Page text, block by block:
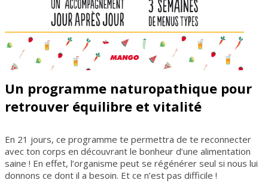
Un programme naturopathique pour
retrouver équilibre et vitalité
En 21 jours, ce programme te permettra de te reconnecter
avec ton corps en découvrant le bonheur d’une alimentation
saine ! En effet, l’organisme peut se régénérer seul si nous lui
donnons ce dont il a besoin. Et ce n’est pas difficile !